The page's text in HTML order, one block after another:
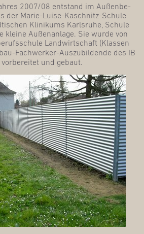
2007/08 ent­stand im Außen­be­
der Marie-Lui­se-Kaschnitz-Schu­le
Kli­ni­kums Karls­ru­he, Schu­le
klei­ne Außen­an­la­ge. Sie wur­de von
Land­wirt­schaft (Klas­sen
Fach­wer­ker-Aus­zu­bil­den­de des IB
und gebaut.